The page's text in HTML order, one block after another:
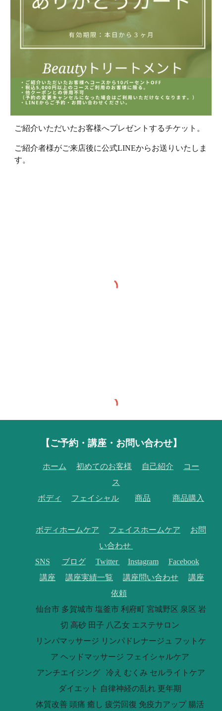
ご紹介いただいたお客様へプレゼントするチケット。
ご紹介者様がご来店後に公式LINEからお送りいたしま
す。
【ご予約・講座・お問い合わせ】
ホーム 初めてのお客様 自己紹介
コー
ス
ボディ
フェイシャル 商品 商品購入
ボディホームケア フェイスホームケア
お問
い合わせ
SNS
ブログ Twitter Instagram
Facebook
講座
講座実績一覧 講座問い合わせ
講座
依頼
仙台市 多賀城市 塩釜市 利府町 宮城野区 泉区 岩
切 高砂 田子 八乙女 エステサロン
リンパマッサージ リンパドレナージュ フットケ
ア ヘッドマッサージ フェイシャルケア
アンチエイジング 冷え むくみ セルライトケア
ダイエット 自律神経の乱れ 更年期
体質改善 頭痛 癒し 疲労回復 免疫力アップ 腸活